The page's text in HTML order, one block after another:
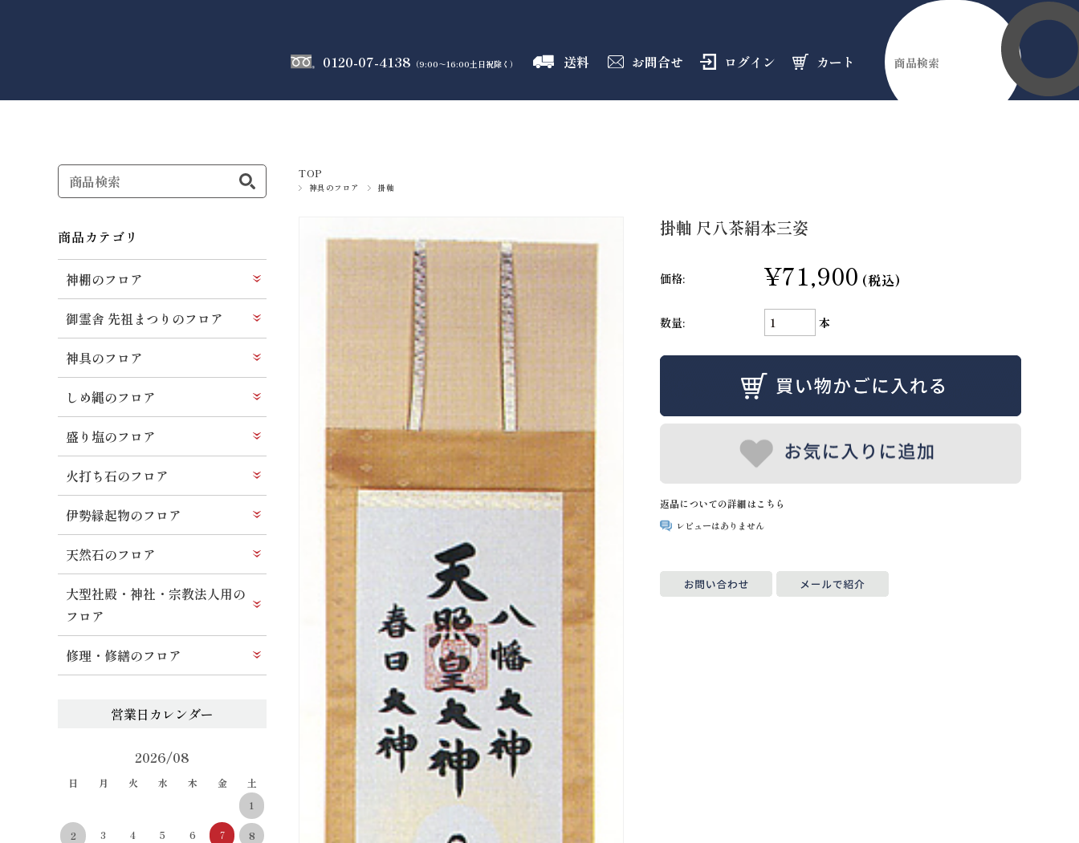
0120-07-4138 （9:00～16:00土日祝除く） 送料 お問合せ ログイン カート
TOP
神具のフロア 掛軸
掛軸 尺八茶絹本三姿
価格: ¥71,900 (税込)
数量: 本
返品についての詳細はこちら
レビューはありません
商品カテゴリ
神棚のフロア
御霊舎 先祖まつりのフロア
神具のフロア
しめ縄のフロア
盛り塩のフロア
火打ち石のフロア
伊勢縁起物のフロア
天然石のフロア
大型社殿・神社・宗教法人用の
フロア
修理・修繕のフロア
2026/08
日 月 火 水 木 金
土
1
2 3 4 5 6 7 8